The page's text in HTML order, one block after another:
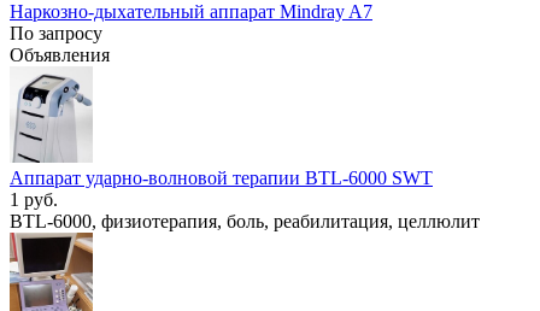
Наркозно-дыхательный аппарат Mindray A7
По запросу
Объявления
Аппарат ударно-волновой терапии BTL-6000 SWT
1 руб.
BTL-6000, физиотерапия, боль, реабилитация, целлюлит